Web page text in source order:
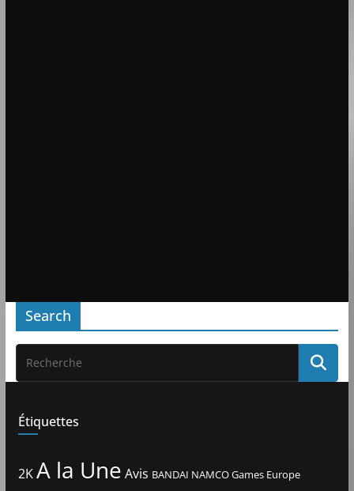
Search
Étiquettes
2KA la Une Avis BANDAI NAMCO Games Europe